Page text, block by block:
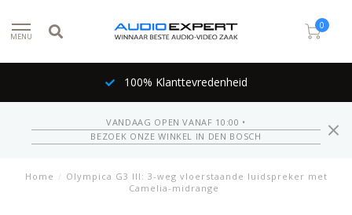
MENU
0
100% Klanttevredenheid
VANDAAG OPEN VANAF 10:00 •
BEZOEK ONZE WINKEL IN DEN BOSCH
Home / Olympica G3 III: 3-weg vloerstaande luidspreker met
Camelia-midrange